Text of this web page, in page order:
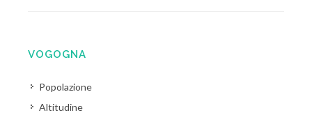
VOGOGNA
Popolazione
Altitudine